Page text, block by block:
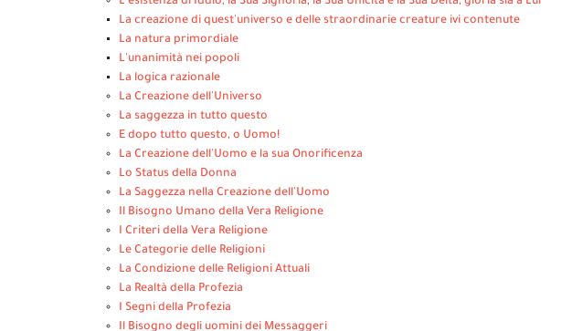
La creazione di quest'universo e delle straordinarie creature ivi contenute
La natura primordiale
L'unanimità nei popoli
La logica razionale
La Creazione dell'Universo
La saggezza in tutto questo
E dopo tutto questo, o Uomo!
La Creazione dell'Uomo e la sua Onorificenza
Lo Status della Donna
La Saggezza nella Creazione dell'Uomo
Il Bisogno Umano della Vera Religione
I Criteri della Vera Religione
Le Categorie delle Religioni
La Condizione delle Religioni Attuali
La Realtà della Profezia
I Segni della Profezia
Il Bisogno degli uomini dei Messaggeri